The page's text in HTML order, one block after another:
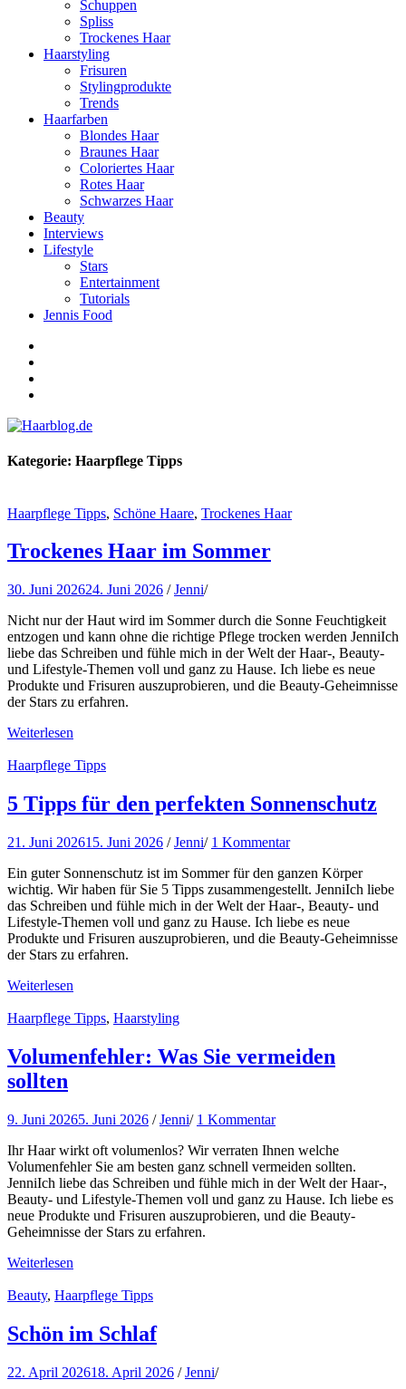
Schuppen
Spliss
Trockenes Haar
Haarstyling
Frisuren
Stylingprodukte
Trends
Haarfarben
Blondes Haar
Braunes Haar
Coloriertes Haar
Rotes Haar
Schwarzes Haar
Beauty
Interviews
Lifestyle
Stars
Entertainment
Tutorials
Jennis Food
Haarblog.de
Haarpflege | Haarstyling | Beauty | Entertainment
Kategorie: Haarpflege Tipps
Haarpflege Tipps, Schöne Haare, Trockenes Haar
Trockenes Haar im Sommer
30. Juni 202624. Juni 2026 /Jenni/
Nicht nur der Haut wird im Sommer durch die Sonne Feuchtigkeit
entzogen und kann ohne die richtige Pflege trocken werden JenniIch
liebe das Schreiben und fühle mich in der Welt der Haar-, Beauty-
und Lifestyle-Themen voll und ganz zu Hause. Ich liebe es neue
Produkte und Frisuren auszuprobieren, und die Beauty-Geheimnisse
der Stars zu erfahren.
Weiterlesen
Haarpflege Tipps
5 Tipps für den perfekten Sonnenschutz
21. Juni 202615. Juni 2026 /Jenni/ 1 Kommentar
Ein guter Sonnenschutz ist im Sommer für den ganzen Körper
wichtig. Wir haben für Sie 5 Tipps zusammengestellt. JenniIch liebe
das Schreiben und fühle mich in der Welt der Haar-, Beauty- und
Lifestyle-Themen voll und ganz zu Hause. Ich liebe es neue
Produkte und Frisuren auszuprobieren, und die Beauty-Geheimnisse
der Stars zu erfahren.
Weiterlesen
Haarpflege Tipps, Haarstyling
Volumenfehler: Was Sie vermeiden
sollten
9. Juni 20265. Juni 2026 /Jenni/ 1 Kommentar
Ihr Haar wirkt oft volumenlos? Wir verraten Ihnen welche
Volumenfehler Sie am besten ganz schnell vermeiden sollten.
JenniIch liebe das Schreiben und fühle mich in der Welt der Haar-,
Beauty- und Lifestyle-Themen voll und ganz zu Hause. Ich liebe es
neue Produkte und Frisuren auszuprobieren, und die Beauty-
Geheimnisse der Stars zu erfahren.
Weiterlesen
Beauty, Haarpflege Tipps
Schön im Schlaf
22. April 202618. April 2026 /Jenni/